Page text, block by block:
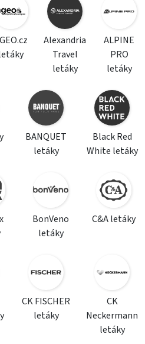
Alexandria
Travel
letáky
ALPINE
PRO
letáky
BANQUET
letáky
Black Red
White letáky
BonVeno
letáky
C&A letáky
CK FISCHER
letáky
CK
Neckermann
letáky